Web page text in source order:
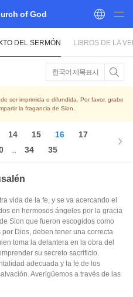
of God
DEL SERMÓN LIBROS DE LA
한국어 제목표시
ser imprimida o difundida. Por favor, grabe
la fragancia de Sion.
14 15 16
17
34 35
vida de la fe, y se va acercando el
en hermosos ángeles por la gracia
Sion que fueron escogidos como
Dios, deben tener una correcta
toma la delantera en la obra del
su secreto sacrificio.
adecuada y la fe de los
Averigüemos a través de las